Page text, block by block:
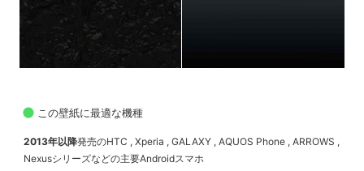
この壁紙に最適な機種
2013年以降発売のHTC , Xperia , GALAXY , AQUOS Phone , ARROWS ,
Nexusシリーズなどの主要Androidスマホ